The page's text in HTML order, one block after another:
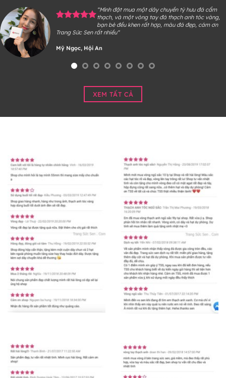
“Mình đặt mua một dây chuyền tỳ hưu đá cẩm
thạch, và một vòng tay đá thạch anh tóc vàng,
bạn bè đều khen rất hợp, màu đá đẹp, cám ơn
Trang Sức Sen rất nhiều“
Mỹ Ngọc, Hội An
XEM TẤT CẢ